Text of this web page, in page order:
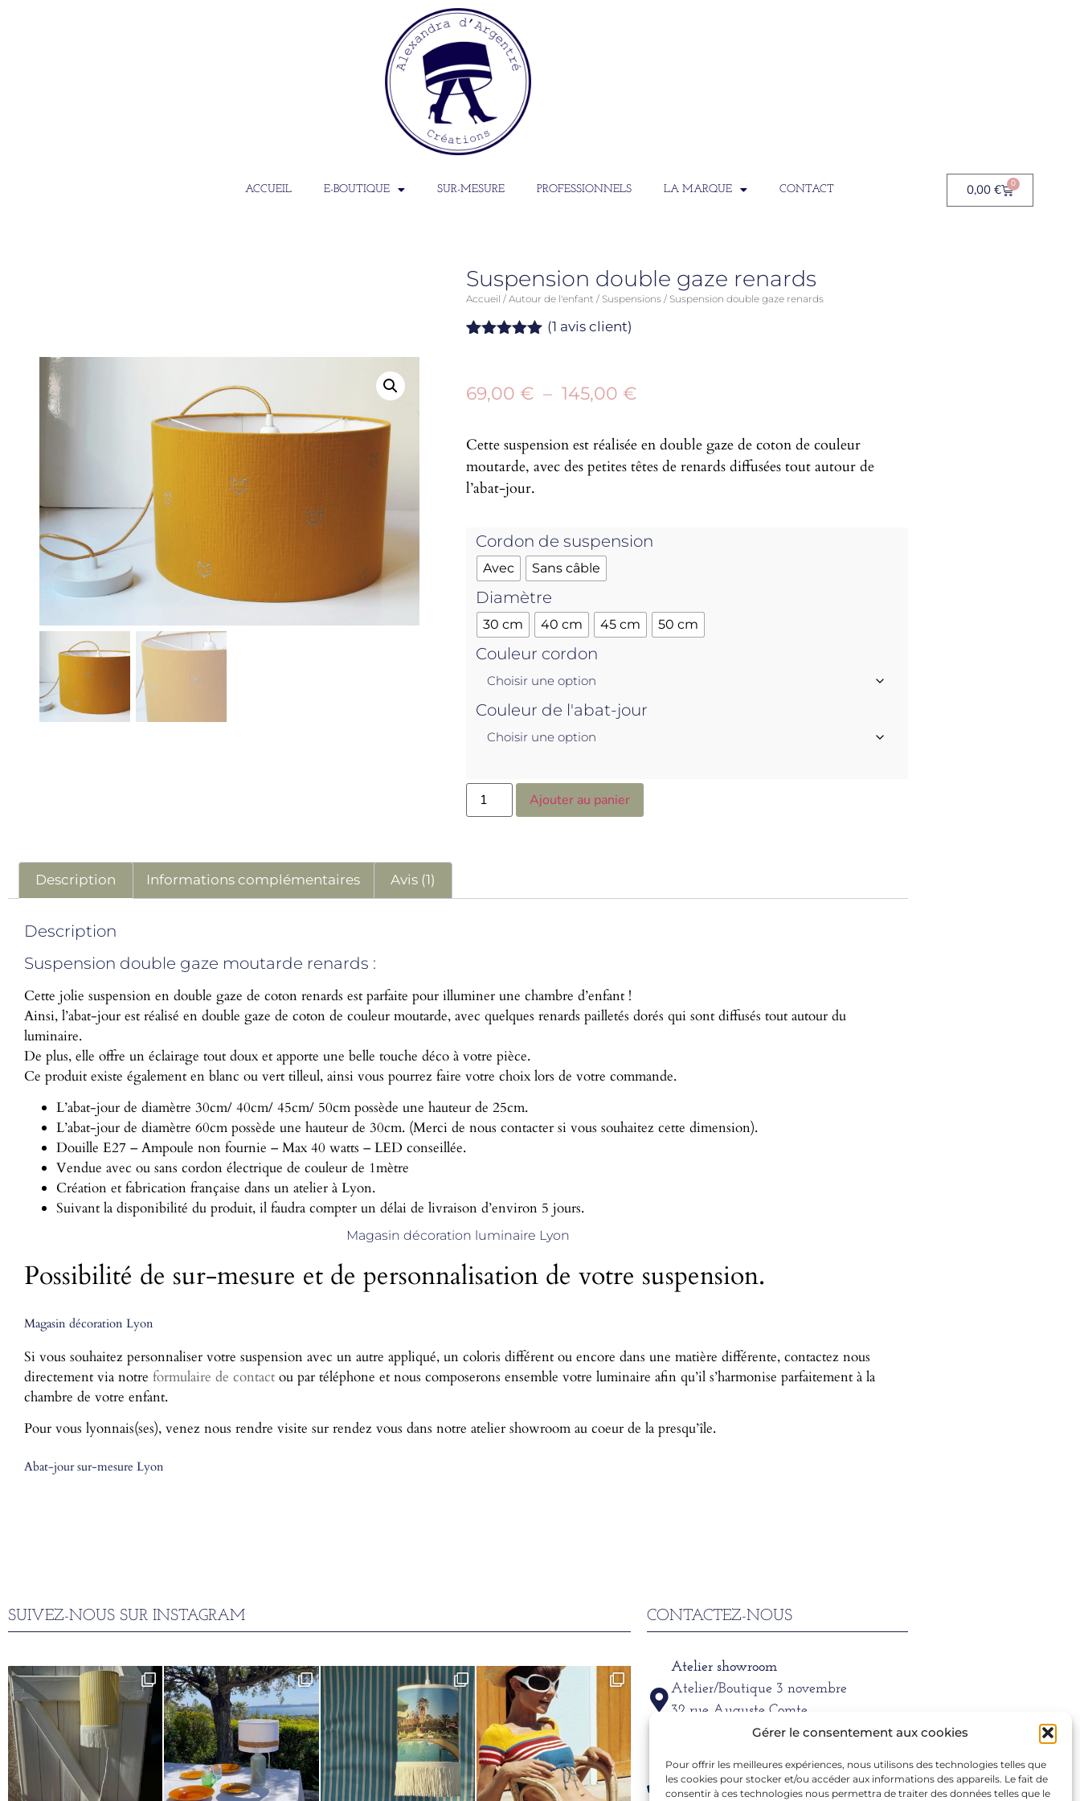
Gérer le consentement aux cookies
Pour offrir les meilleures expériences, nous utilisons des technologies telles que
les cookies pour stocker et/ou accéder aux informations des appareils. Le fait de
consentir à ces technologies nous permettra de traiter des données telles que le
ACCUEIL E-BOUTIQUE SUR-MESURE PROFESSIONNELS LA MARQUE CONTACT 0,00 € 0
Suspension double gaze renards
Accueil / Autour de l'enfant / Suspensions / Suspension double gaze renards
notation
client
(1 avis client)
69,00 € – 145,00 €
Cette suspension est réalisée en double gaze de coton de couleur
moutarde, avec des petites têtes de renards diffusées tout autour de
l’abat-jour.
Cordon de suspension
Avec Sans câble
Diamètre
30 cm 40 cm 45 cm 50 cm
Couleur cordon
Couleur de l'abat-jour
Ajouter au panier
Description Informations complémentaires Avis (1)
Description
Suspension double gaze moutarde renards :
Cette jolie suspension en double gaze de coton renards est parfaite pour illuminer une chambre d’enfant !
Ainsi, l’abat-jour est réalisé en double gaze de coton de couleur moutarde, avec quelques renards pailletés dorés qui sont diffusés tout autour du
luminaire.
De plus, elle offre un éclairage tout doux et apporte une belle touche déco à votre pièce.
Ce produit existe également en blanc ou vert tilleul, ainsi vous pourrez faire votre choix lors de votre commande.
L’abat-jour de diamètre 30cm/ 40cm/ 45cm/ 50cm possède une hauteur de 25cm.
L’abat-jour de diamètre 60cm possède une hauteur de 30cm. (Merci de nous contacter si vous souhaitez cette dimension).
Douille E27 – Ampoule non fournie – Max 40 watts – LED conseillée.
Vendue avec ou sans cordon électrique de couleur de 1mètre
Création et fabrication française dans un atelier à Lyon.
Suivant la disponibilité du produit, il faudra compter un délai de livraison d’environ 5 jours.
Magasin décoration luminaire Lyon
Possibilité de sur-mesure et de personnalisation de votre suspension.
Magasin décoration Lyon
Si vous souhaitez personnaliser votre suspension avec un autre appliqué, un coloris différent ou encore dans une matière différente, contactez nous
directement via notre formulaire de contact ou par téléphone et nous composerons ensemble votre luminaire afin qu’il s’harmonise parfaitement à la
chambre de votre enfant.
Pour vous lyonnais(ses), venez nous rendre visite sur rendez vous dans notre atelier showroom au coeur de la presqu’île.
Abat-jour sur-mesure Lyon
SUIVEZ-NOUS SUR INSTAGRAM CONTACTEZ-NOUS
Atelier showroom
Atelier/Boutique 3 novembre
32 rue Auguste Comte
69002 LYON
Téléphone
06 15 61 39 66